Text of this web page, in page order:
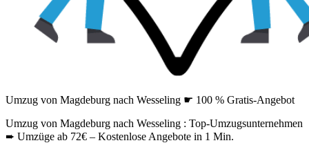
Umzug von Magdeburg nach Wesseling ☛ 100 % Gratis-Angebot
Umzug von Magdeburg nach Wesseling : Top-Umzugsunternehmen
➨ Umzüge ab 72€ – Kostenlose Angebote in 1 Min.